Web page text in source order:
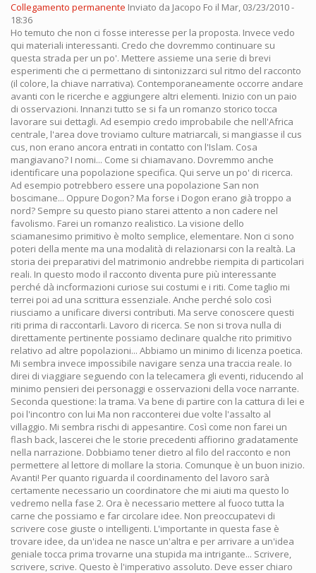
Collegamento permanente Inviato da Jacopo Fo il Mar, 03/23/2010 -
18:36
Ho temuto che non ci fosse interesse per la proposta. Invece vedo
qui materiali interessanti. Credo che dovremmo continuare su
questa strada per un po'. Mettere assieme una serie di brevi
esperimenti che ci permettano di sintonizzarci sul ritmo del racconto
(il colore, la chiave narrativa). Contemporaneamente occorre andare
avanti con le ricerche e aggiungere altri elementi. Inizio con un paio
di osservazioni. Innanzi tutto se si fa un romanzo storico tocca
lavorare sui dettagli. Ad esempio credo improbabile che nell'Africa
centrale, l'area dove troviamo culture matriarcali, si mangiasse il cus
cus, non erano ancora entrati in contatto con l'Islam. Cosa
mangiavano? I nomi... Come si chiamavano. Dovremmo anche
identificare una popolazione specifica. Qui serve un po' di ricerca.
Ad esempio potrebbero essere una popolazione San non
boscimane... Oppure Dogon? Ma forse i Dogon erano già troppo a
nord? Sempre su questo piano starei attento a non cadere nel
favolismo. Farei un romanzo realistico. La visione dello
sciamanesimo primitivo è molto semplice, elementare. Non ci sono
poteri della mente ma una modalità di relazionarsi con la realtà. La
storia dei preparativi del matrimonio andrebbe riempita di particolari
reali. In questo modo il racconto diventa pure più interessante
perché dà incformazioni curiose sui costumi e i riti. Come taglio mi
terrei poi ad una scrittura essenziale. Anche perché solo così
riusciamo a unificare diversi contributi. Ma serve conoscere questi
riti prima di raccontarli. Lavoro di ricerca. Se non si trova nulla di
direttamente pertinente possiamo declinare qualche rito primitivo
relativo ad altre popolazioni... Abbiamo un minimo di licenza poetica.
Mi sembra invece impossibile navigare senza una traccia reale. Io
direi di viaggiare seguendo con la telecamera gli eventi, riducendo al
minimo pensieri dei personaggi e osservazioni della voce narrante.
Seconda questione: la trama. Va bene di partire con la cattura di lei e
poi l'incontro con lui Ma non racconterei due volte l'assalto al
villaggio. Mi sembra rischi di appesantire. Così come non farei un
flash back, lascerei che le storie precedenti affiorino gradatamente
nella narrazione. Dobbiamo tener dietro al filo del racconto e non
permettere al lettore di mollare la storia. Comunque è un buon inizio.
Avanti! Per quanto riguarda il coordinamento del lavoro sarà
certamente necessario un coordinatore che mi aiuti ma questo lo
vedremo nella fase 2. Ora è necessario mettere al fuoco tutta la
carne che possiamo e far circolare idee. Non preoccupatevi di
scrivere cose giuste o intelligenti. L'importante in questa fase è
trovare idee, da un'idea ne nasce un'altra e per arrivare a un'idea
geniale tocca prima trovarne una stupida ma intrigante... Scrivere,
scrivere, scrive. Questo è l'imperativo assoluto. Deve esser chiaro